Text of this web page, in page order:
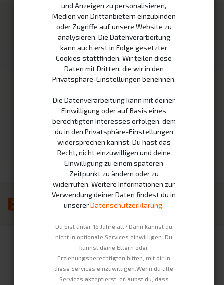
Unsere Produkte
Swobee Station
Infrastruktur
Partner
Wie es funktioniert
Nachhaltigkeit
Unternehmen Rechtliches
Impressum
Datenschutzerklärung
AGBs
Widerrufsbelehrung
und Anzeigen zu personalisieren,
Medien von Drittanbietern einzubinden
oder Zugriffe auf unsere Website zu
analysieren. Die Datenverarbeitung
kann auch erst in Folge gesetzter
Cookies stattfinden. Wir teilen diese
Daten mit Dritten, die wir in den
Privatsphäre-Einstellungen benennen.
Die Datenverarbeitung kann mit deiner
Einwilligung oder auf Basis eines
berechtigten Interesses erfolgen, dem
du in den Privatsphäre-Einstellungen
widersprechen kannst. Du hast das
Recht, nicht einzuwilligen und deine
Einwilligung zu einem späteren
Zeitpunkt zu ändern oder zu
widerrufen. Weitere Informationen zur
Verwendung deiner Daten findest du in
unsererDatenschutzerklärung.
Du bist unter 16 Jahre alt? Dann kannst du
nicht in optionale Services einwilligen. Du
kannst deine Eltern oder
Erziehungsberechtigten bitten, mit dir in
diese Services einzuwilligen.Wenn du alle
Services akzeptierst, erlaubst du, dass